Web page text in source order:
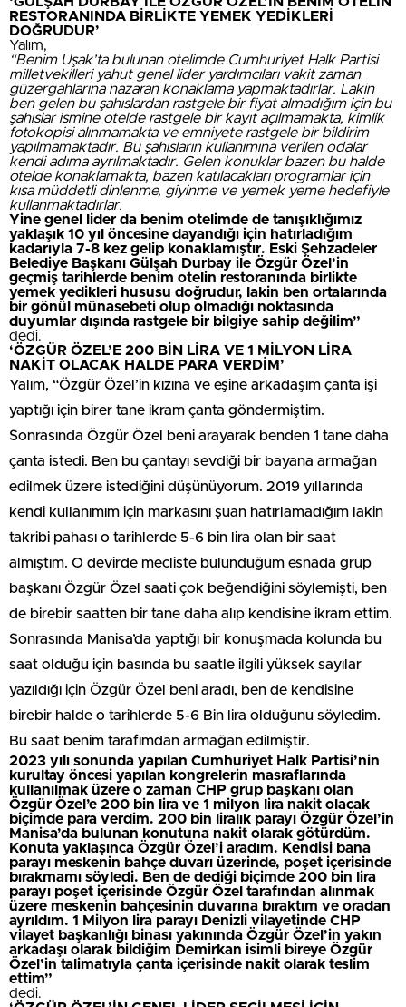
RESTORANINDA BİRLİKTE YEMEK YEDİKLERİ
DOĞRUDUR’
Yalım,
“Benim Uşak’ta bulunan otelimde Cumhuriyet Halk Partisi
milletvekilleri yahut genel lider yardımcıları vakit zaman
güzergahlarına nazaran konaklama yapmaktadırlar. Lakin
ben gelen bu şahıslardan rastgele bir fiyat almadığım için bu
şahıslar ismine otelde rastgele bir kayıt açılmamakta, kimlik
fotokopisi alınmamakta ve emniyete rastgele bir bildirim
yapılmamaktadır. Bu şahısların kullanımına verilen odalar
kendi adıma ayrılmaktadır. Gelen konuklar bazen bu halde
otelde konaklamakta, bazen katılacakları programlar için
kısa müddetli dinlenme, giyinme ve yemek yeme hedefiyle
kullanmaktadırlar.
Yine genel lider da benim otelimde de tanışıklığımız
yaklaşık 10 yıl öncesine dayandığı için hatırladığım
kadarıyla 7-8 kez gelip konaklamıştır. Eski Şehzadeler
Belediye Başkanı Gülşah Durbay ile Özgür Özel’in
geçmiş tarihlerde benim otelin restoranında birlikte
yemek yedikleri hususu doğrudur, lakin ben ortalarında
bir gönül münasebeti olup olmadığı noktasında
duyumlar dışında rastgele bir bilgiye sahip değilim”
dedi.
‘ÖZGÜR ÖZEL’E 200 BİN LİRA VE 1 MİLYON LİRA
NAKİT OLACAK HALDE PARA VERDİM’
Yalım, “Özgür Özel’in kızına ve eşine arkadaşım çanta işi
yaptığı için birer tane ikram çanta göndermiştim.
Sonrasında Özgür Özel beni arayarak benden 1 tane daha
çanta istedi. Ben bu çantayı sevdiği bir bayana armağan
edilmek üzere istediğini düşünüyorum. 2019 yıllarında
kendi kullanımım için markasını şuan hatırlamadığım lakin
takribi pahası o tarihlerde 5-6 bin lira olan bir saat
almıştım. O devirde mecliste bulunduğum esnada grup
başkanı Özgür Özel saati çok beğendiğini söylemişti, ben
de birebir saatten bir tane daha alıp kendisine ikram ettim.
Sonrasında Manisa’da yaptığı bir konuşmada kolunda bu
saat olduğu için basında bu saatle ilgili yüksek sayılar
yazıldığı için Özgür Özel beni aradı, ben de kendisine
birebir halde o tarihlerde 5-6 Bin lira olduğunu söyledim.
Bu saat benim tarafımdan armağan edilmiştir.
2023 yılı sonunda yapılan Cumhuriyet Halk Partisi’nin
kurultay öncesi yapılan kongrelerin masraflarında
kullanılmak üzere o zaman CHP grup başkanı olan
Özgür Özel’e 200 bin lira ve 1 milyon lira nakit olacak
biçimde para verdim. 200 bin liralık parayı Özgür Özel’in
Manisa’da bulunan konutuna nakit olarak götürdüm.
Konuta yaklaşınca Özgür Özel’i aradım. Kendisi bana
parayı meskenin bahçe duvarı üzerinde, poşet içerisinde
bırakmamı söyledi. Ben de dediği biçimde 200 bin lira
parayı poşet içerisinde Özgür Özel tarafından alınmak
üzere meskenin bahçesinin duvarına bıraktım ve oradan
ayrıldım. 1 Milyon lira parayı Denizli vilayetinde CHP
vilayet başkanlığı binası yakınında Özgür Özel’in yakın
arkadaşı olarak bildiğim Demirkan isimli bireye Özgür
Özel’in talimatıyla çanta içerisinde nakit olarak teslim
ettim”
dedi.